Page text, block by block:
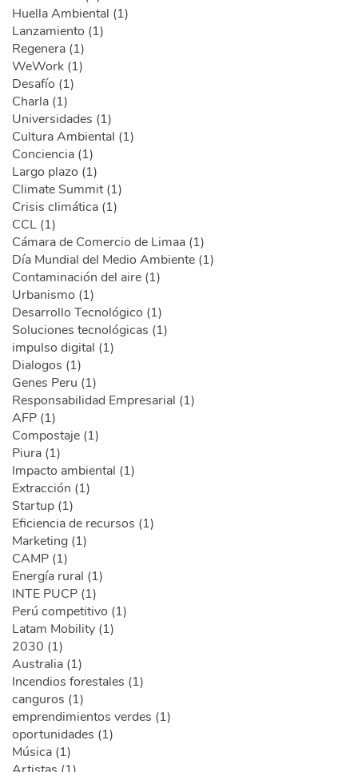
Huella Ambiental (1)
Lanzamiento (1)
Regenera (1)
WeWork (1)
Desafío (1)
Charla (1)
Universidades (1)
Cultura Ambiental (1)
Conciencia (1)
Largo plazo (1)
Climate Summit (1)
Crisis climática (1)
CCL (1)
Cámara de Comercio de Limaa (1)
Día Mundial del Medio Ambiente (1)
Contaminación del aire (1)
Urbanismo (1)
Desarrollo Tecnológico (1)
Soluciones tecnológicas (1)
impulso digital (1)
Dialogos (1)
Genes Peru (1)
Responsabilidad Empresarial (1)
AFP (1)
Compostaje (1)
Piura (1)
Impacto ambiental (1)
Extracción (1)
Startup (1)
Eficiencia de recursos (1)
Marketing (1)
CAMP (1)
Energía rural (1)
INTE PUCP (1)
Perú competitivo (1)
Latam Mobility (1)
2030 (1)
Australia (1)
Incendios forestales (1)
canguros (1)
emprendimientos verdes (1)
oportunidades (1)
Música (1)